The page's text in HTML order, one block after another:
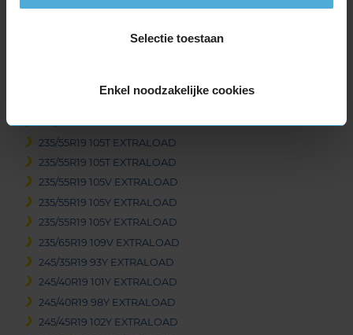
Selectie toestaan
Enkel noodzakelijke cookies
235/40R19 96Y EXTRALOAD
235/55R19 101H EXTRALOAD
235/55R19 105T EXTRALOAD
235/55R19 105T EXTRALOAD
235/55R19 105V EXTRALOAD
235/55R19 105Y EXTRALOAD
235/55R19 105Y EXTRALOAD
235/65R19 109V EXTRALOAD
245/35R19 93Y EXTRALOAD
245/40R19 101Y EXTRALOAD
245/40R19 98Y EXTRALOAD
245/45R19 102Y EXTRALOAD